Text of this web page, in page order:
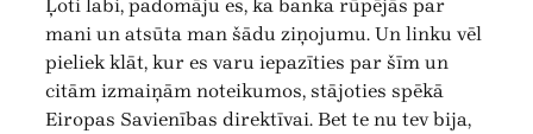
Ļoti labi, padomāju es, ka banka rūpējās par
mani un atsūta man šādu ziņojumu. Un linku vēl
pieliek klāt, kur es varu iepazīties par šīm un
citām izmaiņām noteikumos, stājoties spēkā
Eiropas Savienības direktīvai. Bet te nu tev bija,